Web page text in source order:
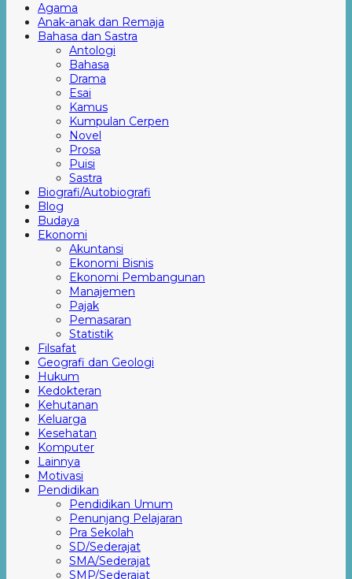
Agama
Anak-anak dan Remaja
Bahasa dan Sastra
Antologi
Bahasa
Drama
Esai
Kamus
Kumpulan Cerpen
Novel
Prosa
Puisi
Sastra
Biografi/Autobiografi
Blog
Budaya
Ekonomi
Akuntansi
Ekonomi Bisnis
Ekonomi Pembangunan
Manajemen
Pajak
Pemasaran
Statistik
Filsafat
Geografi dan Geologi
Hukum
Kedokteran
Kehutanan
Keluarga
Kesehatan
Komputer
Lainnya
Motivasi
Pendidikan
Pendidikan Umum
Penunjang Pelajaran
Pra Sekolah
SD/Sederajat
SMA/Sederajat
SMP/Sederajat